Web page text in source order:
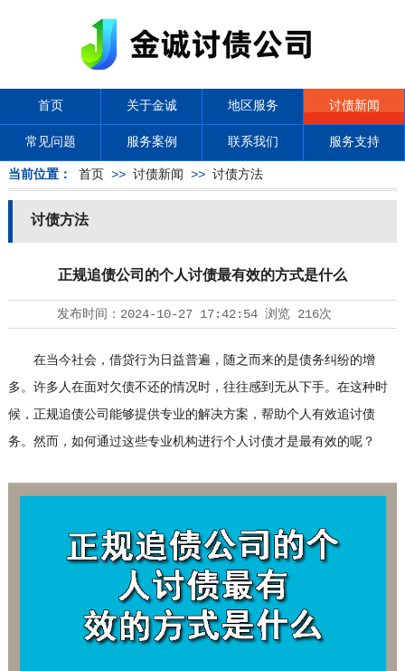
首页 关于金诚 地区服务 讨债新闻
常见问题 服务案例 联系我们 服务支持
当前位置： 首页 >> 讨债新闻 >> 讨债方法
讨债方法
正规追债公司的个人讨债最有效的方式是什么
发布时间： 2024-10-27 17:42:54浏览 216次
在当今社会，借贷行为日益普遍，随之而来的是债务纠纷的增
多。许多人在面对欠债不还的情况时，往往感到无从下手。在这种时
候，正规追债公司能够提供专业的解决方案，帮助个人有效追讨债
务。然而，如何通过这些专业机构进行个人讨债才是最有效的呢？